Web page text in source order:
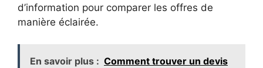
d’information pour comparer les offres de
manière éclairée.
En savoir plus : Comment trouver un devis